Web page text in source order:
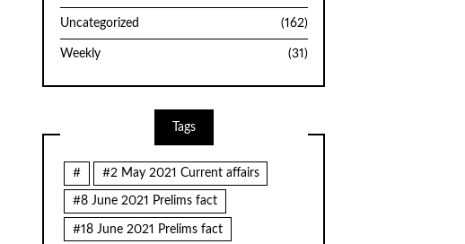
Uncategorized (162)
Weekly (31)
Tags
# #2 May 2021 Current affairs
#8 June 2021 Prelims fact
#18 June 2021 Prelims fact